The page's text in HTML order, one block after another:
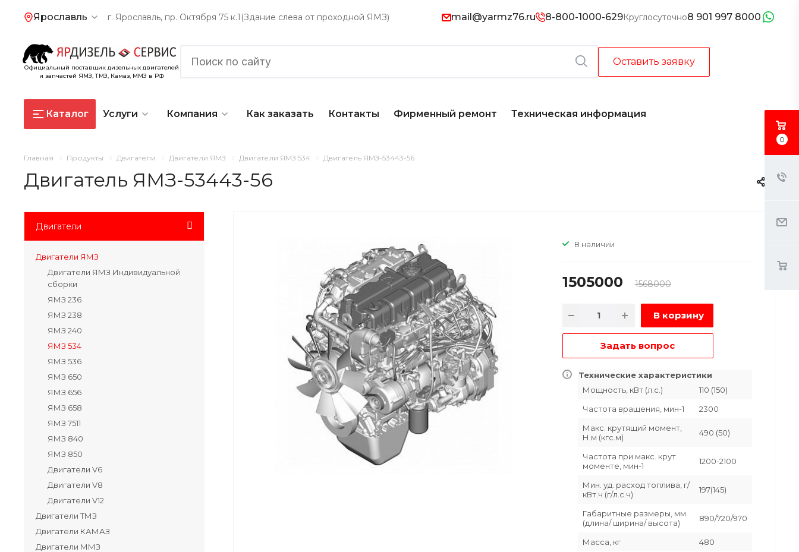
Ярославль г. Ярославль, пр. Октября 75 к.1(Здание слева от проходной ЯМЗ) mail@yarmz76.ru 8-800-1000-629Круглосуточно8 901 997 8000
Официальный поставщик дизельных двигателей
и запчастей ЯМЗ, ТМЗ, Камаз, ММЗ в РФ
Оставить заявку
Каталог Услуги Компания Как заказать Контакты Фирменный ремонт Техническая информация
Главная Продукты Двигатели Двигатели ЯМЗ Двигатели ЯМЗ 534 Двигатель ЯМЗ-53443-56
Двигатель ЯМЗ-53443-56
В наличии
1505000 1568000
В корзину
Задать вопрос
Технические характеристики
Мощность, кВт (л.с.)
110 (150)
Частота вращения, мин-1
2300
Макс. крутящий момент,
Н.м (кгс.м)
490 (50)
Частота при макс. крут.
моменте, мин-1
1200-2100
Мин. уд. расход топлива, г/
кВт.ч (г/л.с.ч)
197(145)
Габаритные размеры, мм
(длина/ ширина/ высота)
890/720/970
Масса, кг 480
Двигатели
Двигатели ЯМЗ
Двигатели ЯМЗ Индивидуальной
сборки
ЯМЗ 236
ЯМЗ 238
ЯМЗ 240
ЯМЗ 534
ЯМЗ 536
ЯМЗ 650
ЯМЗ 656
ЯМЗ 658
ЯМЗ 7511
ЯМЗ 840
ЯМЗ 850
Двигатели V6
Двигатели V8
Двигатели V12
Двигатели ТМЗ
Двигатели КАМАЗ
Двигатели ММЗ
0